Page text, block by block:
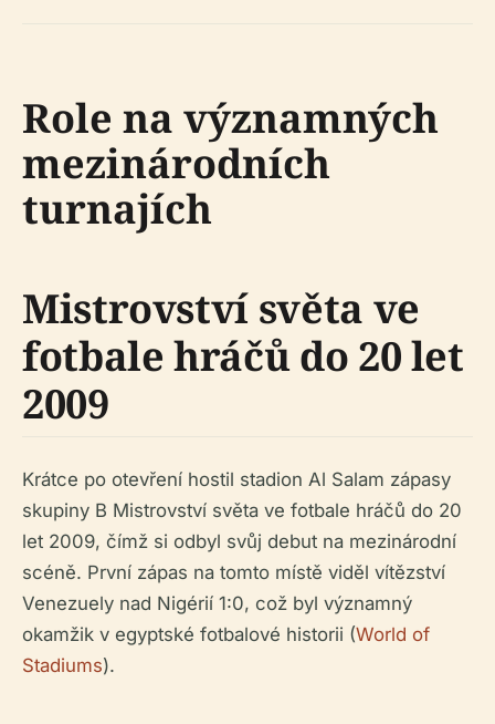
Role na významných
mezinárodních
turnajích
Mistrovství světa ve
fotbale hráčů do 20 let
2009
Krátce po otevření hostil stadion Al Salam zápasy
skupiny B Mistrovství světa ve fotbale hráčů do 20
let 2009, čímž si odbyl svůj debut na mezinárodní
scéně. První zápas na tomto místě viděl vítězství
Venezuely nad Nigérií 1:0, což byl významný
okamžik v egyptské fotbalové historii (World of
Stadiums).